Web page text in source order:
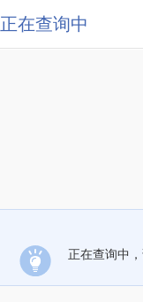
正在查询中
正在查询中